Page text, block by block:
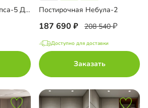
Распашной шкаф Капса-5 Декор 2 с зеркалом Постирочная Небула-2
187 690 208 540
Доступно для доставки
Заказать